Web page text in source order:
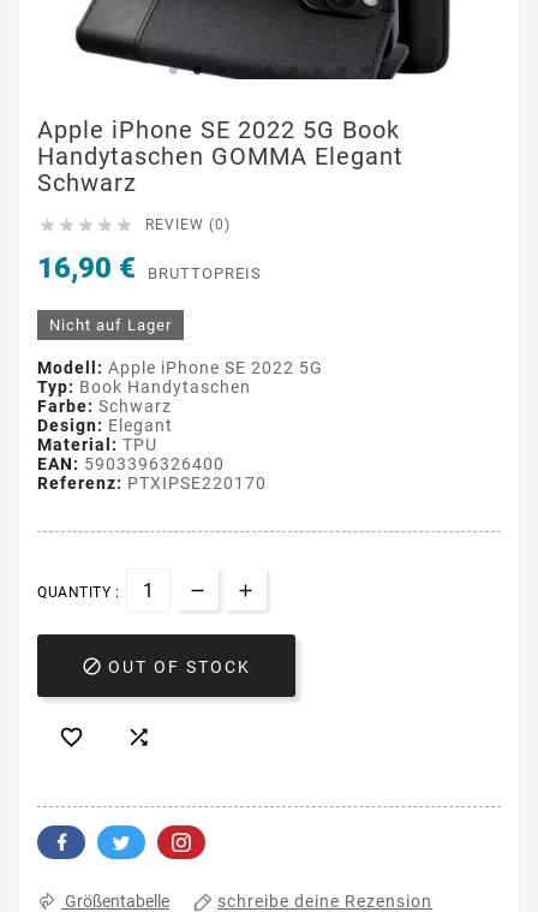
Apple iPhone SE 2022 5G Book
Handytaschen GOMMA Elegant
Schwarz
     REVIEW (0)
16,90 € BRUTTOPREIS
Nicht auf Lager
Modell: Apple iPhone SE 2022 5G
Typ: Book Handytaschen
Farbe: Schwarz
Design: Elegant
Material: TPU
EAN: 5903396326400
Referenz: PTXIPSE220170
QUANTITY :
 OUT OF STOCK
 
Größentabelle schreibe deine Rezension